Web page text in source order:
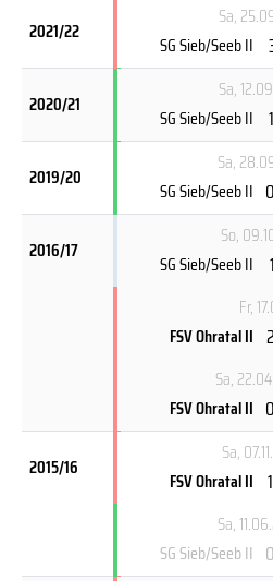
2021/22
Sa,
SG Sieb/Seeb II
2020/21
Sa,
SG Sieb/Seeb II
2019/20
Sa,
SG Sieb/Seeb II
2016/17
So,
SG Sieb/Seeb II
Fr,
FSV Ohratal II
Sa,
FSV Ohratal II
2015/16
Sa,
FSV Ohratal II
Sa,
SG Sieb/Seeb II